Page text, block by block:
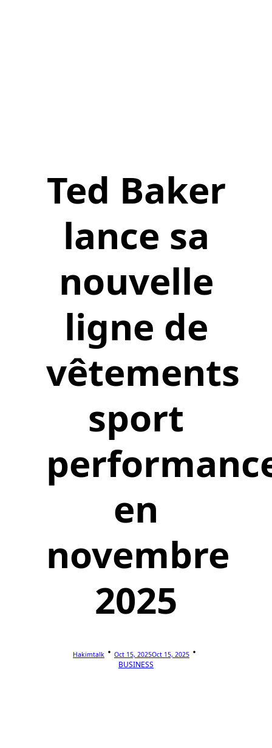
Ted Baker
lance sa
nouvelle
ligne de
vêtements
sport
en
novembre
2025
Hakimtalk Oct 15, 2025Oct 15, 2025
BUSINESS